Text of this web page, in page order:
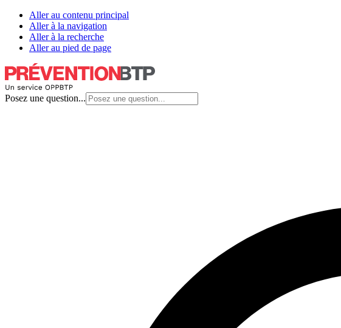
Aller au contenu principal
Aller à la navigation
Aller à la recherche
Aller au pied de page
Posez une question...